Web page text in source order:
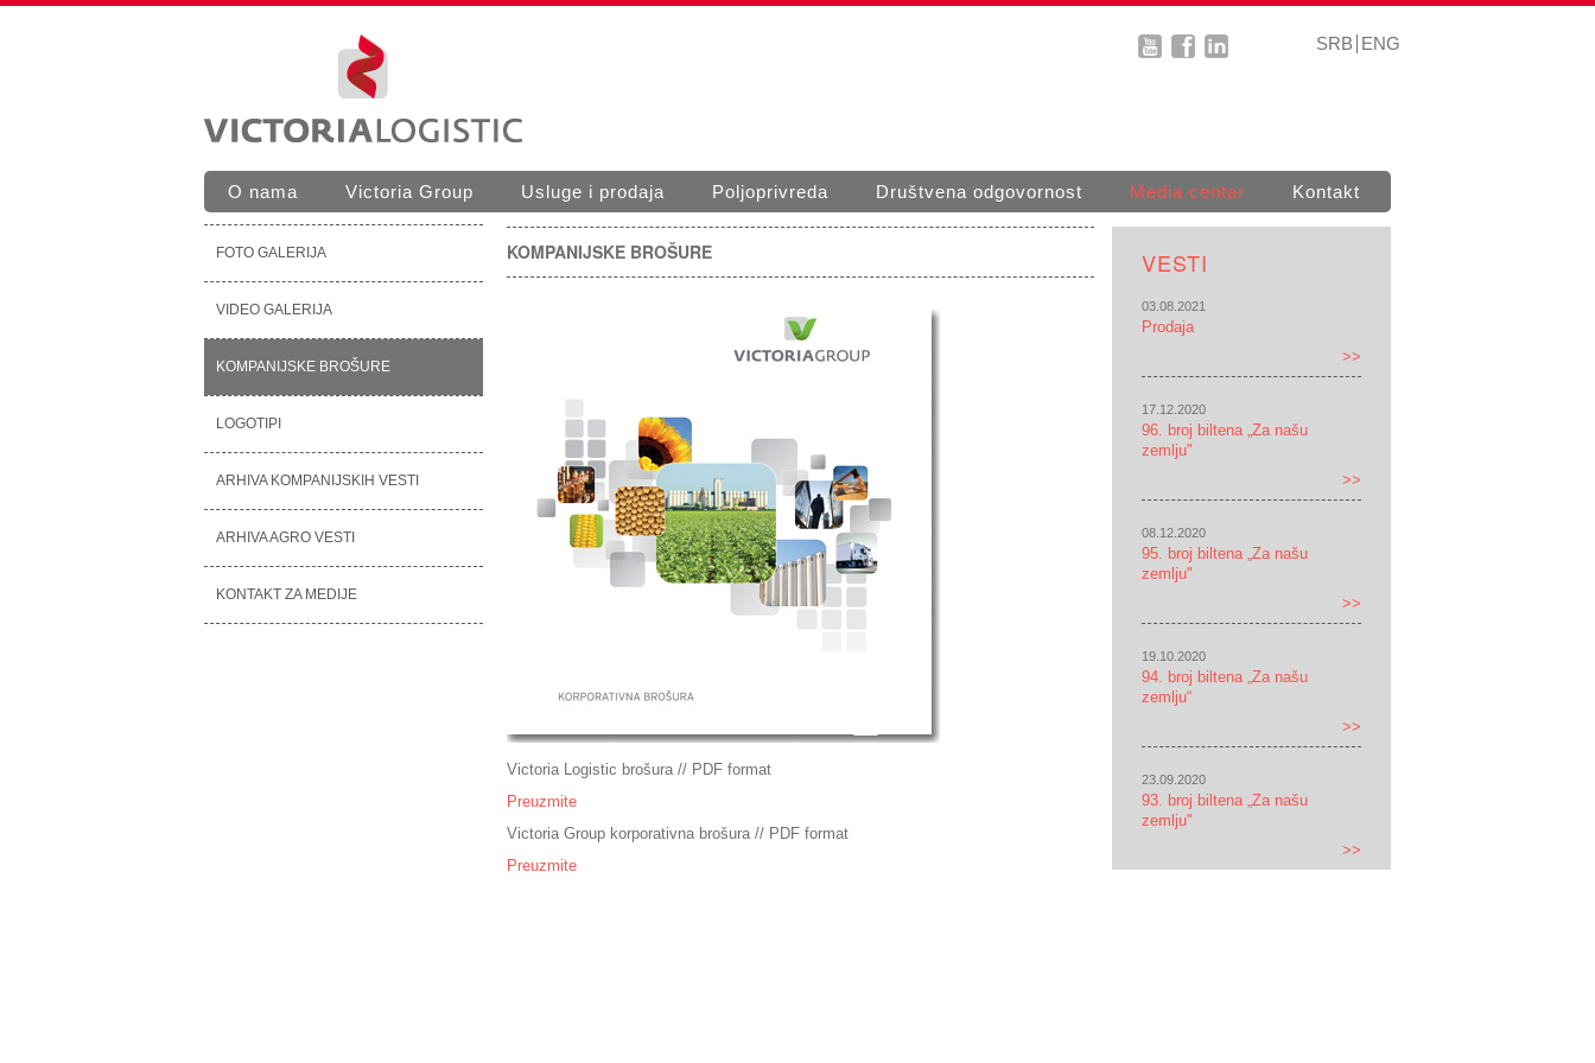
SRB ENG
Main menu
O nama Victoria Group Usluge i prodaja Poljoprivreda Društvena odgovornost Media centar Kontakt
KOMPANIJSKE BROŠURE
Victoria Logistic brošura // PDF format
Preuzmite
Victoria Group korporativna brošura // PDF format
Preuzmite
FOTO GALERIJA
VIDEO GALERIJA
KOMPANIJSKE BROŠURE
LOGOTIPI
ARHIVA KOMPANIJSKIH VESTI
ARHIVA AGRO VESTI
KONTAKT ZA MEDIJE
VESTI
03.08.2021
Prodaja
>>
17.12.2020
96. broj biltena „Za našu
zemlju"
>>
08.12.2020
95. broj biltena „Za našu
zemlju"
>>
19.10.2020
94. broj biltena „Za našu
zemlju“
>>
23.09.2020
93. broj biltena „Za našu
zemlju"
>>